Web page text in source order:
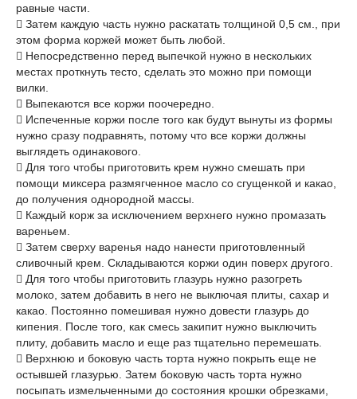
равные части.
 Затем каждую часть нужно раскатать толщиной 0,5 см., при
этом форма коржей может быть любой.
 Непосредственно перед выпечкой нужно в нескольких
местах проткнуть тесто, сделать это можно при помощи
вилки.
 Выпекаются все коржи поочередно.
 Испеченные коржи после того как будут вынуты из формы
нужно сразу подравнять, потому что все коржи должны
выглядеть одинакового.
 Для того чтобы приготовить крем нужно смешать при
помощи миксера размягченное масло со сгущенкой и какао,
до получения однородной массы.
 Каждый корж за исключением верхнего нужно промазать
вареньем.
 Затем сверху варенья надо нанести приготовленный
сливочный крем. Складываются коржи один поверх другого.
 Для того чтобы приготовить глазурь нужно разогреть
молоко, затем добавить в него не выключая плиты, сахар и
какао. Постоянно помешивая нужно довести глазурь до
кипения. После того, как смесь закипит нужно выключить
плиту, добавить масло и еще раз тщательно перемешать.
 Верхнюю и боковую часть торта нужно покрыть еще не
остывшей глазурью. Затем боковую часть торта нужно
посыпать измельченными до состояния крошки обрезками,